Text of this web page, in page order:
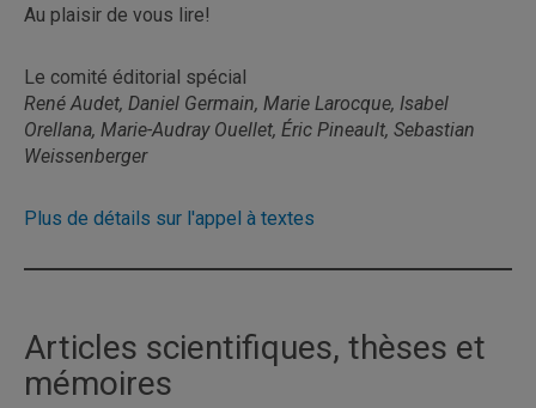
Au plaisir de vous lire!
Le comité éditorial spécial
René Audet, Daniel Germain, Marie Larocque, Isabel
Orellana, Marie-Audray Ouellet, Éric Pineault, Sebastian
Weissenberger
Plus de détails sur l'appel à textes
Articles scientifiques, thèses et
mémoires